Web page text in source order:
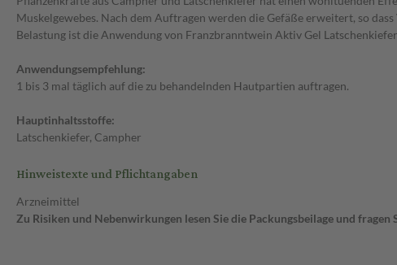
Muskelgewebes. Nach dem Auftragen werden die Gefäße erweitert, so
Belastung ist die Anwendung von Franzbranntwein Aktiv Gel
Anwendungsempfehlung:
1 bis 3 mal täglich auf die zu behandelnden Hautpartien auftragen.
Hauptinhaltsstoffe:
Latschenkiefer, Campher
Hinweistexte und Pflichtangaben
Arzneimittel
Zu Risiken und Nebenwirkungen lesen Sie die Packungsbeilage und